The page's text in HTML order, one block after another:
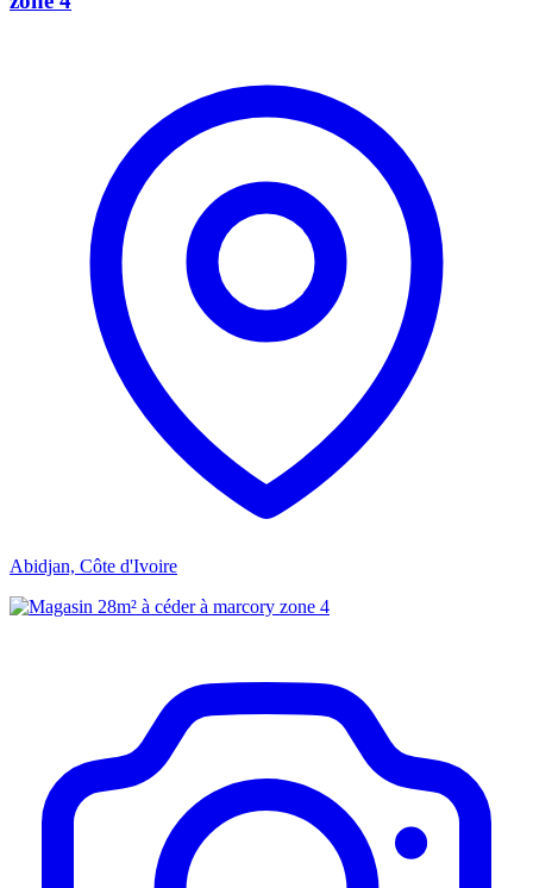
Abidjan, Côte d'Ivoire